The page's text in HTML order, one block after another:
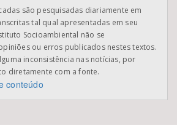
são pesquisadas diariamente em
tal qual apresentadas em seu
Socioambiental não se
ou erros publicados nestes textos.
inconsistência nas notícias, por
diretamente com a fonte.
conteúdo